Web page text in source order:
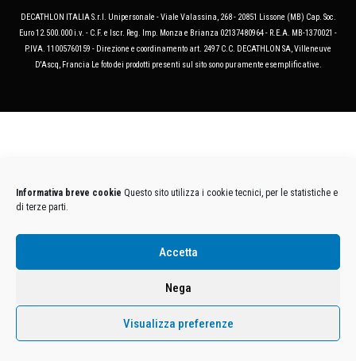
Informativa breve cookie Questo sito utilizza i cookie tecnici, per le statistiche e
di terze parti.
Accetta
Nega
Visualizza preferenze
DECATHLON ITALIA S.r.l. Unipersonale - Viale Valassina, 268 - 20851 Lissone (MB) Cap. Soc.
Euro 12.500.000 i.v. - C.F. e Iscr. Reg. Imp. Monza e Brianza 02137480964 - R.E.A. MB-1370021 -
P.IVA. 11005760159 - Direzione e coordinamento art. 2497 C.C. DECATHLON SA, Villeneuve
D'Ascq, Francia Le foto dei prodotti presenti sul sito sono puramente esemplificative.